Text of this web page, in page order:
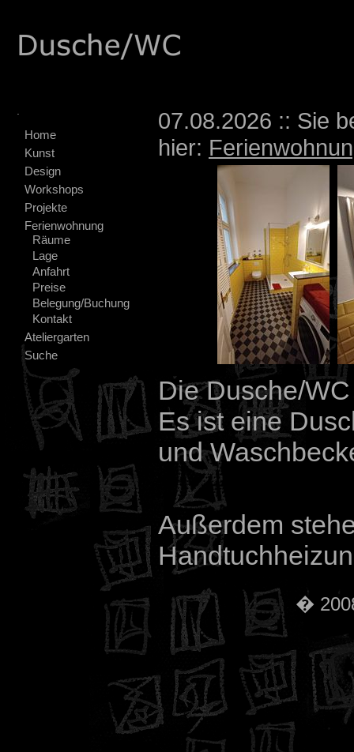
Home
Kunst
Design
Workshops
Projekte
Ferienwohnung
Räume
Lage
Anfahrt
Preise
Belegung/Buchung
Kontakt
Ateliergarten
Suche
07.08.2026 :: Sie
hier:
Die Dusche/
Es ist eine
und
Außerdem
�